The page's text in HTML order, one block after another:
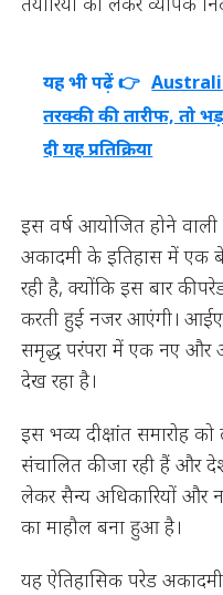
यह भी पढ़ें 👉
तरक्की की तारीफ, तो
दी यह प्रतिक्रिया
इस वर्ष आयोजित होने
अकादमी के इतिहास में एक
रही है, क्योंकि इस बार की
करती हुई नजर आएंगी।
समृद्ध परंपरा में एक नए और
देख रहा है।
इस भव्य दीक्षांत समारोह
संचालित की जा रही हैं और
लेकर सैन्य अधिकारियों और
का माहौल बना हुआ है।
यह ऐतिहासिक परेड